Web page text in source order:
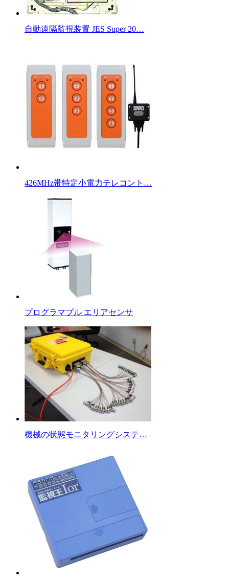
自動遠隔監視装置 JES Super 20…
426MHz帯特定小電力テレコント…
プログラマブル エリアセンサ
機械の状態モニタリングシステ…